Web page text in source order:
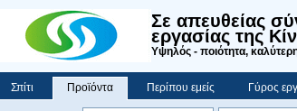
Σε απευθείας
εργασίας της
Υψηλός - ποιότητα,
Σπίτι Προϊόντα Περίπου εμείς Γύρος